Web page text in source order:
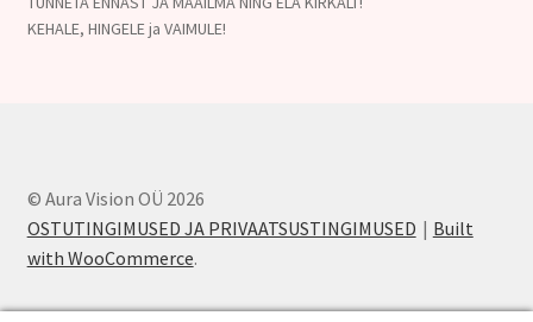
KEHALE, HINGELE ja VAIMULE!
© Aura Vision OÜ 2026
OSTUTINGIMUSED JA PRIVAATSUSTINGIMUSED
Built
with WooCommerce.